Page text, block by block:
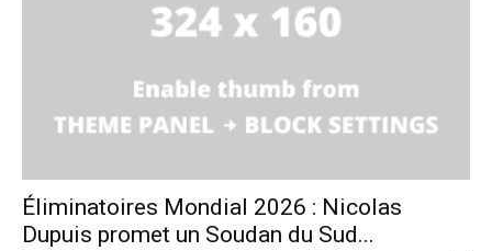
Éliminatoires Mondial 2026 : Nicolas
Dupuis promet un Soudan du Sud...